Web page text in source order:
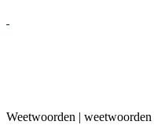
Weetwoorden |